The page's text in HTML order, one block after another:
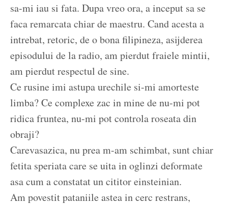
sa-mi iau si fata. Dupa vreo ora, a inceput sa se
faca remarcata chiar de maestru. Cand acesta a
intrebat, retoric, de o bona filipineza, asijderea
episodului de la radio, am pierdut fraiele mintii,
am pierdut respectul de sine.
Ce rusine imi astupa urechile si-mi amorteste
limba? Ce complexe zac in mine de nu-mi pot
ridica fruntea, nu-mi pot controla roseata din
obraji?
Carevasazica, nu prea m-am schimbat, sunt chiar
fetita speriata care se uita in oglinzi deformate
asa cum a constatat un cititor einsteinian.
Am povestit pataniile astea in cerc restrans,